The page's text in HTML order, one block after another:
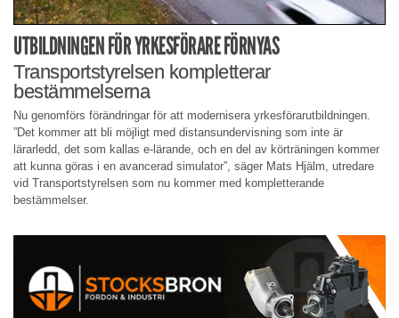
UTBILDNINGEN FÖR YRKESFÖRARE FÖRNYAS
Transportstyrelsen kompletterar
bestämmelserna
Nu genomförs förändringar för att modernisera yrkesförarutbildningen.
”Det kommer att bli möjligt med distansundervisning som inte är
lärarledd, det som kallas e-lärande, och en del av körträningen kommer
att kunna göras i en avancerad simulator”, säger Mats Hjälm, utredare
vid Transportstyrelsen som nu kommer med kompletterande
bestämmelser.